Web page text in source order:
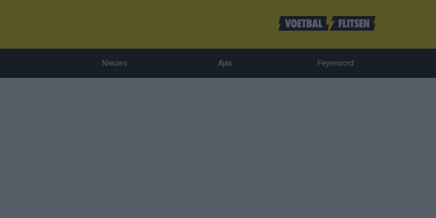
Nieuws Ajax Feyenoord